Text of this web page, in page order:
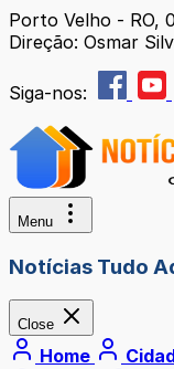
Porto Velho - RO,
Direção: Osmar
Siga-nos:
Menu
Notícias Tudo
Close
Home